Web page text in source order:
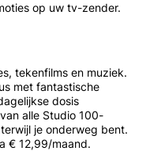
op uw tv-zender.
tekenfilms en muziek.
met fantastische
dosis
alle Studio 100-
je onderweg bent.
€ 12,99/maand.